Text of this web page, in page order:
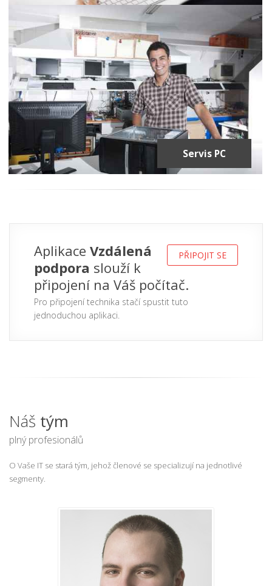
Servis PC
PŘIPOJIT SE
Aplikace Vzdálená
podpora slouží k
připojení na Váš počítač.
Pro připojení technika stačí spustit tuto
jednoduchou aplikaci.
Náš tým
plný profesionálů
O Vaše IT se stará tým, jehož členové se specializují na jednotlivé
segmenty.